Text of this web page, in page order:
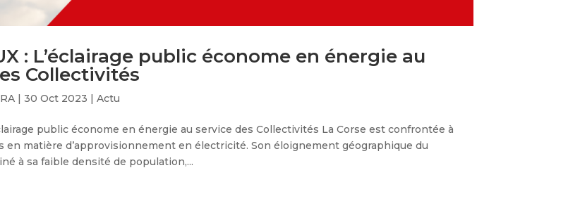
: L’éclairage public économe en énergie au
Collectivités
| 30 Oct 2023 | Actu
public économe en énergie au service des Collectivités La Corse est confrontée à
en matière d’approvisionnement en électricité. Son éloignement géographique du
à sa faible densité de population,...